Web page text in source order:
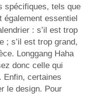
spécifiques, tels que
essentiel
: s’il est trop
; s’il est trop grand,
Longgang Haha
donc celle qui
Enfin, certaines
le design. Pour